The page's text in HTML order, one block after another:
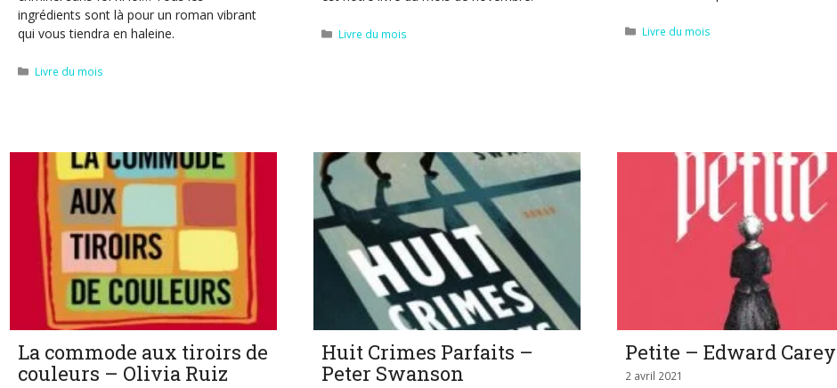
ingrédients sont là pour un roman vibrant
qui vous tiendra en haleine.
Catégories
Livre du mois
Catégories
Livre du mois Catégories
Livre du mois
La commode aux tiroirs de
couleurs – Olivia Ruiz
Huit Crimes Parfaits –
Peter Swanson
Petite – Edward Carey
2 avril 2021